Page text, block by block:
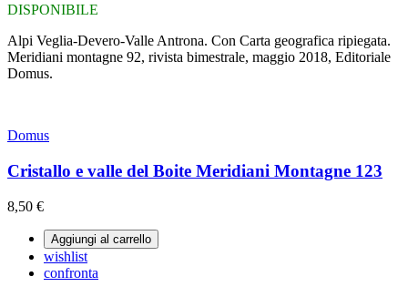
DISPONIBILE
Alpi Veglia-Devero-Valle Antrona. Con Carta geografica ripiegata.
Meridiani montagne 92, rivista bimestrale, maggio 2018, Editoriale
Domus.
Domus
Cristallo e valle del Boite Meridiani Montagne 123
8,50 €
Aggiungi al carrello
wishlist
confronta